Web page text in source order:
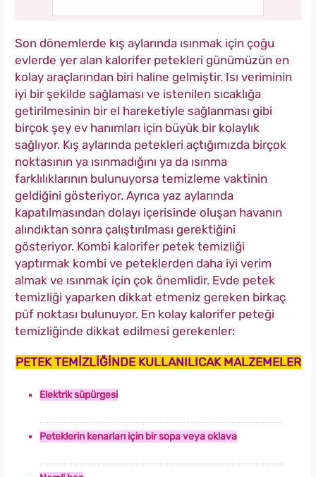
Son dönemlerde kış aylarında ısınmak için çoğu
evlerde yer alan kalorifer petekleri günümüzün en
kolay araçlarından biri haline gelmiştir. Isı veriminin
iyi bir şekilde sağlaması ve istenilen sıcaklığa
getirilmesinin bir el hareketiyle sağlanması gibi
birçok şey ev hanımları için büyük bir kolaylık
sağlıyor. Kış aylarında petekleri açtığımızda birçok
noktasının ya ısınmadığını ya da ısınma
farklılıklarının bulunuyorsa temizleme vaktinin
geldiğini gösteriyor. Ayrıca yaz aylarında
kapatılmasından dolayı içerisinde oluşan havanın
alındıktan sonra çalıştırılması gerektiğini
gösteriyor. Kombi kalorifer petek temizliği
yaptırmak kombi ve peteklerden daha iyi verim
almak ve ısınmak için çok önemlidir. Evde petek
temizliği yaparken dikkat etmeniz gereken birkaç
püf noktası bulunuyor. En kolay kalorifer peteği
temizliğinde dikkat edilmesi gerekenler:
PETEK TEMİZLİĞİNDE KULLANILICAK MALZEMELER
Elektrik süpürgesi
Peteklerin kenarları için bir sopa veya oklava